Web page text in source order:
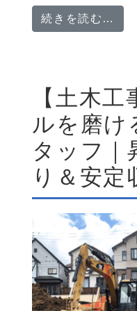
続きを読む…
【土木
ルを磨け
タッフ｜
り＆安定